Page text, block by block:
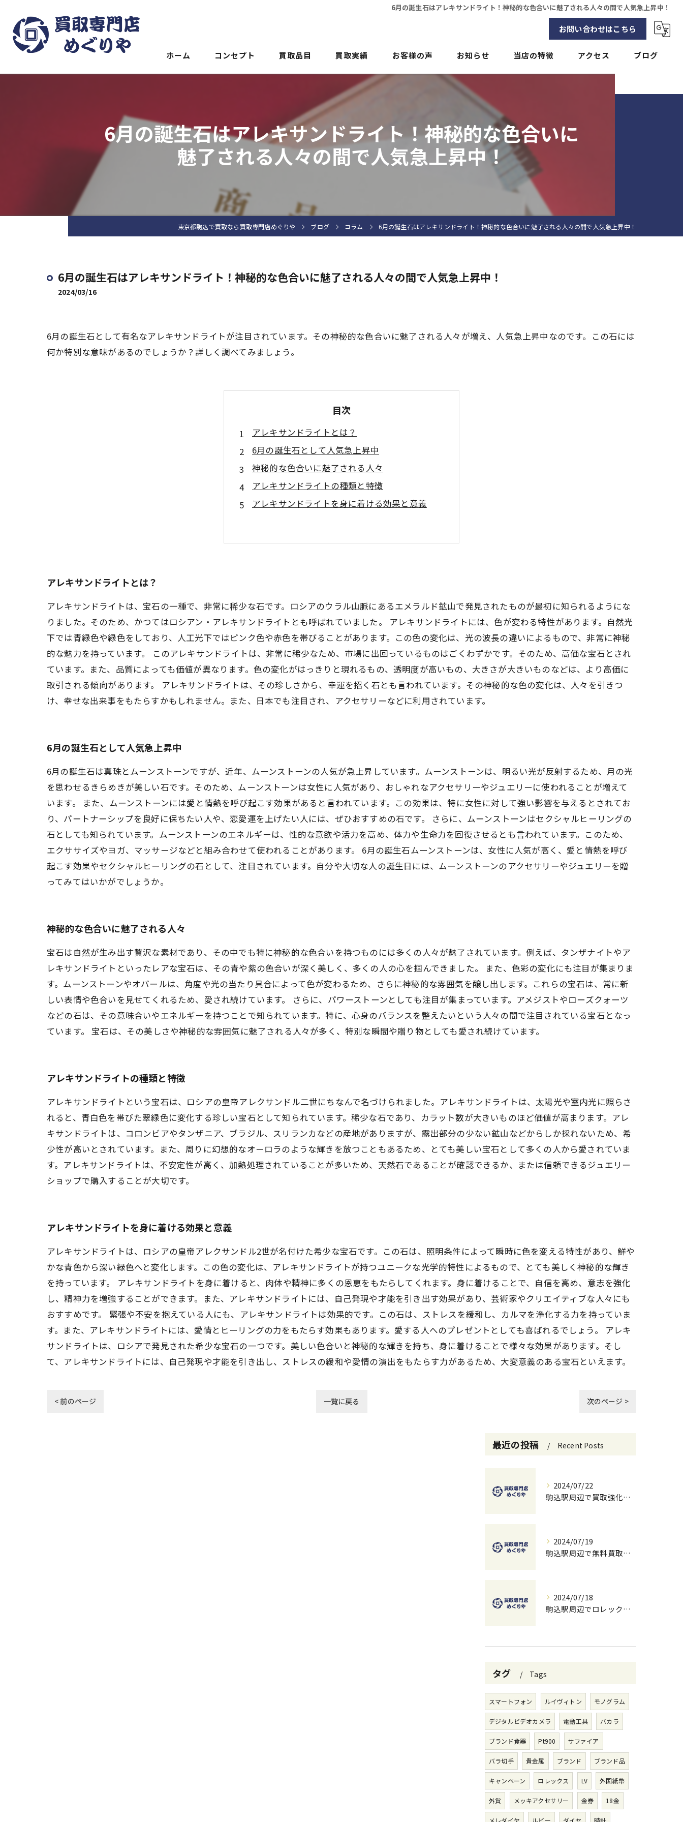
6月の誕生石はアレキサンドライト！神秘的な色合いに魅了される人々の間で人気急上昇中！
お問い合わせはこちら
ホーム コンセプト 買取品目 買取実績 お客様の声 お知らせ 当店の特徴
バッグ
アクセサリー
時計
アクセス ブログ
6月の誕生石はアレキサンドライト！神秘的な色合いに
魅了される人々の間で人気急上昇中！
東京都駒込で買取なら買取専門店めぐりや ブログ コラム 6月の誕生石はアレキサンドライト！神秘的な色合いに魅了される人々の間で人気急上昇中！
6月の誕生石はアレキサンドライト！神秘的な色合いに魅了される人々の間で人気急上昇中！
2024/03/16
6月の誕生石として有名なアレキサンドライトが注目されています。その神秘的な色合いに魅了される人々が増え、人気急上昇中なのです。この石には
何か特別な意味があるのでしょうか？詳しく調べてみましょう。
目次
アレキサンドライトとは？
6月の誕生石として人気急上昇中
神秘的な色合いに魅了される人々
アレキサンドライトの種類と特徴
アレキサンドライトを身に着ける効果と意義
アレキサンドライトとは？
アレキサンドライトは、宝石の一種で、非常に稀少な石です。ロシアのウラル山脈にあるエメラルド鉱山で発見されたものが最初に知られるようにな
りました。そのため、かつてはロシアン・アレキサンドライトとも呼ばれていました。 アレキサンドライトには、色が変わる特性があります。自然光
下では青緑色や緑色をしており、人工光下ではピンク色や赤色を帯びることがあります。この色の変化は、光の波長の違いによるもので、非常に神秘
的な魅力を持っています。 このアレキサンドライトは、非常に稀少なため、市場に出回っているものはごくわずかです。そのため、高価な宝石とされ
ています。また、品質によっても価値が異なります。色の変化がはっきりと現れるもの、透明度が高いもの、大きさが大きいものなどは、より高価に
取引される傾向があります。 アレキサンドライトは、その珍しさから、幸運を招く石とも言われています。その神秘的な色の変化は、人々を引きつ
け、幸せな出来事をもたらすかもしれません。また、日本でも注目され、アクセサリーなどに利用されています。
6月の誕生石として人気急上昇中
6月の誕生石は真珠とムーンストーンですが、近年、ムーンストーンの人気が急上昇しています。ムーンストーンは、明るい光が反射するため、月の光
を思わせるきらめきが美しい石です。そのため、ムーンストーンは女性に人気があり、おしゃれなアクセサリーやジュエリーに使われることが増えて
います。 また、ムーンストーンには愛と情熱を呼び起こす効果があると言われています。この効果は、特に女性に対して強い影響を与えるとされてお
り、パートナーシップを良好に保ちたい人や、恋愛運を上げたい人には、ぜひおすすめの石です。 さらに、ムーンストーンはセクシャルヒーリングの
石としても知られています。ムーンストーンのエネルギーは、性的な意欲や活力を高め、体力や生命力を回復させるとも言われています。このため、
エクササイズやヨガ、マッサージなどと組み合わせて使われることがあります。 6月の誕生石ムーンストーンは、女性に人気が高く、愛と情熱を呼び
起こす効果やセクシャルヒーリングの石として、注目されています。自分や大切な人の誕生日には、ムーンストーンのアクセサリーやジュエリーを贈
ってみてはいかがでしょうか。
神秘的な色合いに魅了される人々
宝石は自然が生み出す贅沢な素材であり、その中でも特に神秘的な色合いを持つものには多くの人々が魅了されています。例えば、タンザナイトやア
レキサンドライトといったレアな宝石は、その青や紫の色合いが深く美しく、多くの人の心を掴んできました。 また、色彩の変化にも注目が集まりま
す。ムーンストーンやオパールは、角度や光の当たり具合によって色が変わるため、さらに神秘的な雰囲気を醸し出します。これらの宝石は、常に新
しい表情や色合いを見せてくれるため、愛され続けています。 さらに、パワーストーンとしても注目が集まっています。アメジストやローズクォーツ
などの石は、その意味合いやエネルギーを持つことで知られています。特に、心身のバランスを整えたいという人々の間で注目されている宝石となっ
ています。 宝石は、その美しさや神秘的な雰囲気に魅了される人々が多く、特別な瞬間や贈り物としても愛され続けています。
アレキサンドライトの種類と特徴
アレキサンドライトという宝石は、ロシアの皇帝アレクサンドル二世にちなんで名づけられました。アレキサンドライトは、太陽光や室内光に照らさ
れると、青白色を帯びた翠緑色に変化する珍しい宝石として知られています。稀少な石であり、カラット数が大きいものほど価値が高まります。アレ
キサンドライトは、コロンビアやタンザニア、ブラジル、スリランカなどの産地がありますが、露出部分の少ない鉱山などからしか採れないため、希
少性が高いとされています。また、周りに幻想的なオーロラのような輝きを放つこともあるため、とても美しい宝石として多くの人から愛されていま
す。アレキサンドライトは、不安定性が高く、加熱処理されていることが多いため、天然石であることが確認できるか、または信頼できるジュエリー
ショップで購入することが大切です。
アレキサンドライトを身に着ける効果と意義
アレキサンドライトは、ロシアの皇帝アレクサンドル2世が名付けた希少な宝石です。この石は、照明条件によって瞬時に色を変える特性があり、鮮や
かな青色から深い緑色へと変化します。この色の変化は、アレキサンドライトが持つユニークな光学的特性によるもので、とても美しく神秘的な輝き
を持っています。 アレキサンドライトを身に着けると、肉体や精神に多くの恩恵をもたらしてくれます。身に着けることで、自信を高め、意志を強化
し、精神力を増強することができます。また、アレキサンドライトには、自己発現や才能を引き出す効果があり、芸術家やクリエイティブな人々にも
おすすめです。 緊張や不安を抱えている人にも、アレキサンドライトは効果的です。この石は、ストレスを緩和し、カルマを浄化する力を持っていま
す。また、アレキサンドライトには、愛情とヒーリングの力をもたらす効果もあります。愛する人へのプレゼントとしても喜ばれるでしょう。 アレキ
サンドライトは、ロシアで発見された希少な宝石の一つです。美しい色合いと神秘的な輝きを持ち、身に着けることで様々な効果があります。そし
て、アレキサンドライトには、自己発現や才能を引き出し、ストレスの緩和や愛情の演出をもたらす力があるため、大変意義のある宝石といえます。
< 前のページ 一覧に戻る 次のページ >
最近の投稿 Recent Posts
2024/07/22
駒込駅周辺で買取強化中！お得に売るための秘訣
2024/07/19
駒込駅周辺で無料買取を試すチャンス！ベストな方法とコツ
2024/07/18
駒込駅周辺でロレックスを高価買取する方法と無料査定のコツ
タグ Tags
スマートフォン ルイヴィトン モノグラム
デジタルビデオカメラ 電動工具 バカラ
ブランド食器 Pt900 サファイア
バラ切手 貴金属 ブランド ブランド品
キャンペーン ロレックス LV 外国紙幣
外貨 メッキアクセサリー 金券 18金
メレダイヤ ルビー ダイヤ 時計